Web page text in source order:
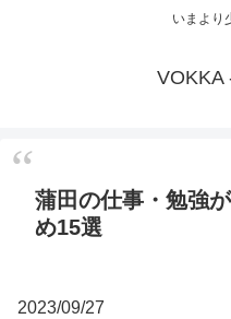
いまより
VOKKA
蒲田の仕事・勉強
め15選
2023/09/27